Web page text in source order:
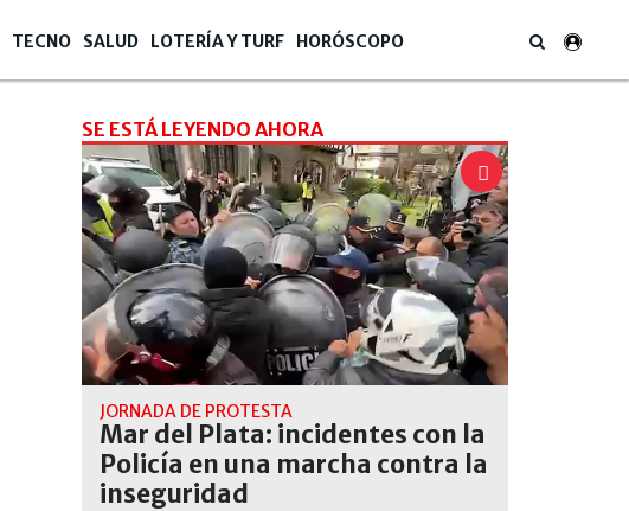
TECNO SALUD LOTERÍA Y TURF HORÓSCOPO
SE ESTÁ LEYENDO AHORA
JORNADA DE PROTESTA
Mar del Plata: incidentes con la
Policía en una marcha contra la
inseguridad